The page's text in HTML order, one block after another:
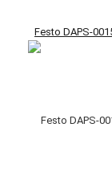
Festo DAPS-